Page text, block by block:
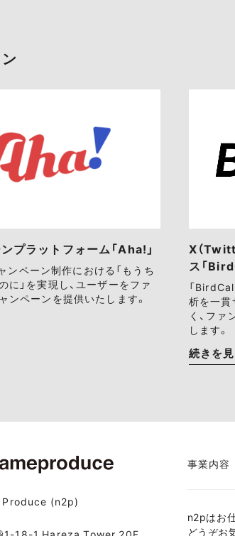
プラットフォーム「Aha!」
ンペーン制作における「もうち
に」を実現し、ユーザーをファ
ンペーンを提供いたします。
X（
ス「
「
析を一貫
く、フ
します。
続きを
Produce (n2p)
事業内容
n2pはお
どうぞお